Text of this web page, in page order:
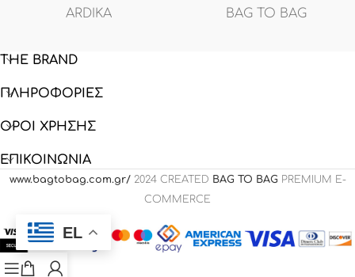
ARDIKA BAG TO BAG
THE BRAND
ΠΛΗΡΟΦΟΡΙΕΣ
ΟΡΟΙ ΧΡΗΣΗΣ
ΕΠΙΚΟΙΝΩΝΙΑ
www.bagtobag.com.gr/ 2024 CREATED BAG TO BAG PREMIUM E-
COMMERCE
EL